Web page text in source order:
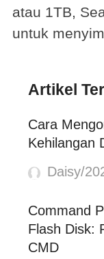
atau 1TB,
untuk
Artikel
Cara
Kehilangan
Daisy/
Command
Flash Disk:
CMD